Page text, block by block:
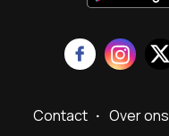
Contact Over ons